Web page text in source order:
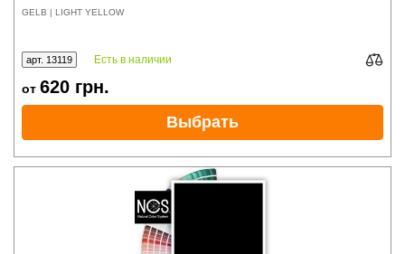
GELB | LIGHT YELLOW
арт. 13119 Есть в наличии
от 620 грн.
Выбрать